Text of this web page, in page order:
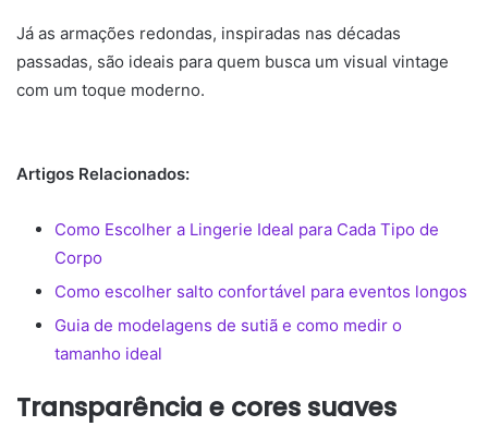
Já as armações redondas, inspiradas nas décadas
passadas, são ideais para quem busca um visual vintage
com um toque moderno.
Artigos Relacionados:
Como Escolher a Lingerie Ideal para Cada Tipo de
Corpo
Como escolher salto confortável para eventos longos
Guia de modelagens de sutiã e como medir o
tamanho ideal
Transparência e cores suaves